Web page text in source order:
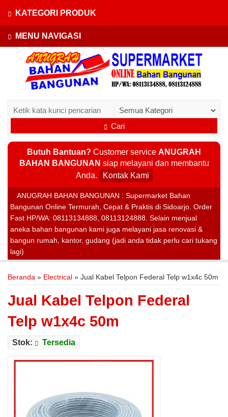
MENU NAVIGASI
Cari
Butuh Bantuan? Customer service ANUGRAH
BAHAN BANGUNAN siap melayani dan membantu
Anda.
Kontak Kami
ANUGRAH BAHAN BANGUNAN : Supermarket Bahan
Bangunan Online Termurah, Cepat & Praktis di Sidoarjo. Order
Fast HP/WA: 08113134888, 08113124888. Selain menjual
aneka bahan bangunan kami juga melayani jasa renovasi &
bangun rumah, kantor, gudang (jadi anda tidak perlu cari tukang
lagi)
Beranda » Electrical » Jual Kabel Telpon Federal Telp w1x4c 50m
Jual Kabel Telpon Federal
Telp w1x4c 50m
Stok: Tersedia
KATEGORI PRODUK